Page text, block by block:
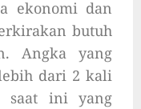
ekonomi dan
butuh
Angka yang
dari 2 kali
saat ini yang